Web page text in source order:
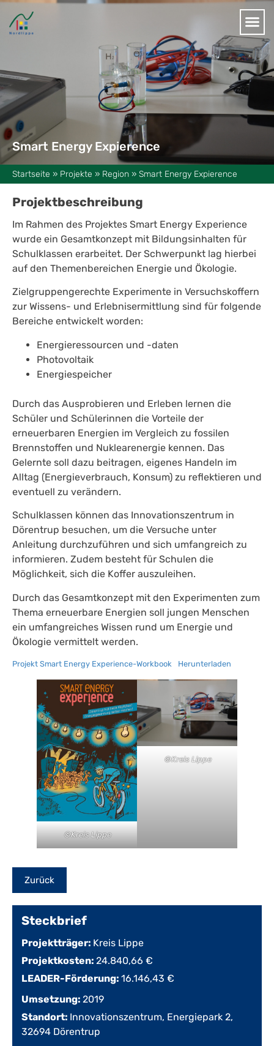
Smart Energy Expierence
Startseite » Projekte » Region » Smart Energy Expierence
Projektbeschreibung
Im Rahmen des Projektes Smart Energy Experience
wurde ein Gesamtkonzept mit Bildungsinhalten für
Schulklassen erarbeitet. Der Schwerpunkt lag hierbei
auf den Themenbereichen Energie und Ökologie.
Zielgruppengerechte Experimente in Versuchskoffern
zur Wissens- und Erlebnisermittlung sind für folgende
Bereiche entwickelt worden:
Energieressourcen und -daten
Photovoltaik
Energiespeicher
Durch das Ausprobieren und Erleben lernen die
Schüler und Schülerinnen die Vorteile der
erneuerbaren Energien im Vergleich zu fossilen
Brennstoffen und Nuklearenergie kennen. Das
Gelernte soll dazu beitragen, eigenes Handeln im
Alltag (Energieverbrauch, Konsum) zu reflektieren und
eventuell zu verändern.
Schulklassen können das Innovationszentrum in
Dörentrup besuchen, um die Versuche unter
Anleitung durchzuführen und sich umfangreich zu
informieren. Zudem besteht für Schulen die
Möglichkeit, sich die Koffer auszuleihen.
Durch das Gesamtkonzept mit den Experimenten zum
Thema erneuerbare Energien soll jungen Menschen
ein umfangreiches Wissen rund um Energie und
Ökologie vermittelt werden.
Projekt Smart Energy Experience-Workbook Herunterladen
©Kreis Lippe
©Kreis Lippe
Steckbrief
Projektträger: Kreis Lippe
Projektkosten: 24.840,66 €
LEADER-Förderung: 16.146,43 €
Umsetzung: 2019
Standort: Innovationszentrum, Energiepark 2,
32694 Dörentrup